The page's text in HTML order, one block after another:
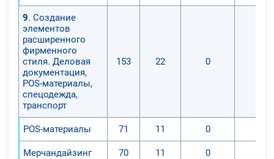
9. Создание
элементов
расширенного
фирменного
стиля. Деловая
документация,
POS-материалы,
спецодежда,
транспорт
153 22 0
POS-материалы 71 11 0
Мерчандайзинг 70 11 0